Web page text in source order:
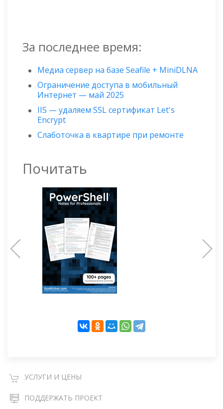
За последнее время:
Медиа сервер на базе Seafile + MiniDLNA
Ограничение доступа в мобильный
Интернет — май 2025
IIS — удаляем SSL сертификат Let's
Encrypt
Слаботочка в квартире при ремонте
Почитать
УСЛУГИ И ЦЕНЫ
ПОДДЕРЖАТЬ ПРОЕКТ